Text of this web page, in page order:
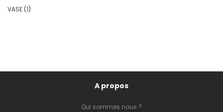
VASE (1)
A propos
Qui sommes nous ?